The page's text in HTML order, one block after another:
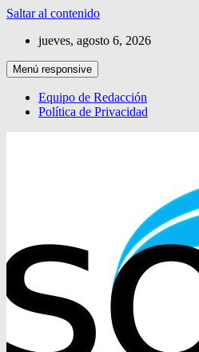
Saltar al contenido
jueves, agosto 6, 2026
Menú responsive
Equipo de Redacción
Política de Privacidad